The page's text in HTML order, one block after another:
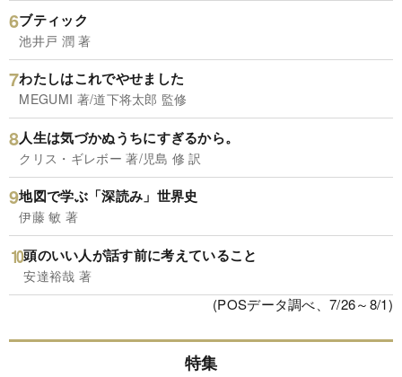
ブティック
池井戸 潤 著
わたしはこれでやせました
MEGUMI 著/道下将太郎 監修
人生は気づかぬうちにすぎるから。
クリス・ギレボー 著/児島 修 訳
地図で学ぶ「深読み」世界史
伊藤 敏 著
頭のいい人が話す前に考えていること
安達裕哉 著
(POSデータ調べ、7/26～8/1)
特集